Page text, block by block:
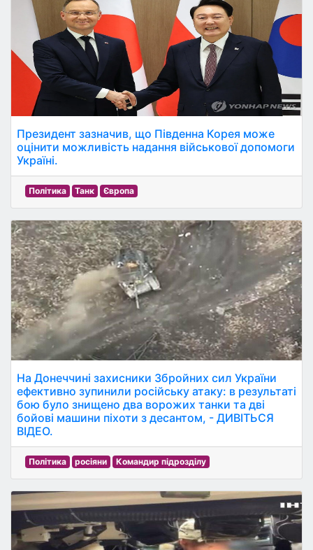
Президент зазначив, що Південна Корея може
оцінити можливість надання військової допомоги
Україні.
Політика Танк Європа
На Донеччині захисники Збройних сил України
ефективно зупинили російську атаку: в результаті
бою було знищено два ворожих танки та дві
бойові машини піхоти з десантом, - ДИВІТЬСЯ
ВІДЕО.
Політика росіяни Командир підрозділу